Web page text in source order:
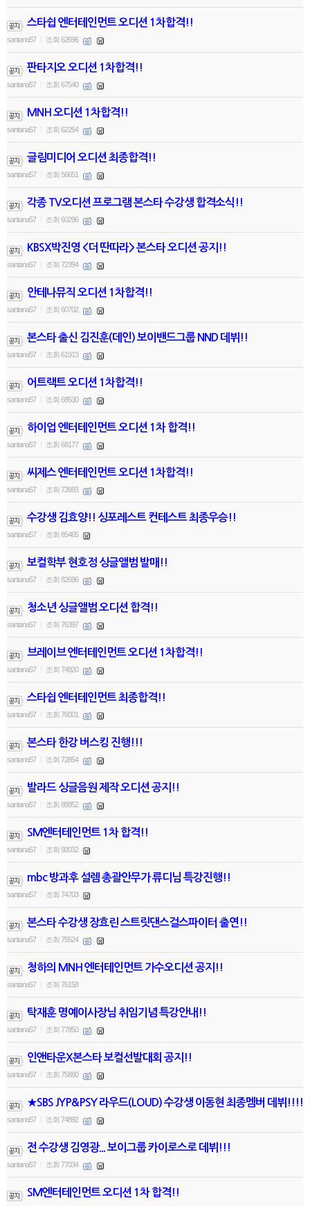
스타쉽 엔터테인먼트 오디션 1차합격!!
santana57 조회 62696
판타지오 오디션 1차합격!!
santana57 조회 67540
MNH 오디션 1차합격!!
santana57 조회 62254
글림미디어 오디션 최종합격!!
santana57 조회 56651
각종 TV오디션 프로그램 본스타 수강생 합격소식!!
santana57 조회 60296
KBSX박진영 <더 딴따라> 본스타 오디션 공지!!
santana57 조회 72394
안테나뮤직 오디션 1차합격!!
santana57 조회 60702
본스타 출신 김진훈(데인) 보이밴드그룹 NND 데뷔!!
santana57 조회 61913
어트랙트 오디션 1차합격!!
santana57 조회 68530
하이업 엔터테인먼트 오디션 1차 합격!!
santana57 조회 68177
씨제스 엔터테인먼트 오디션 1차합격!!
santana57 조회 72693
수강생 김효양!! 싱포레스트 컨테스트 최종우승!!
santana57 조회 85465
보컬학부 현호정 싱글앨범 발매!!
santana57 조회 82696
청소년 싱글앨범 오디션 합격!!
santana57 조회 76397
브레이브 엔터테인먼트 오디션 1차합격!!
santana57 조회 74920
스타쉽 엔터테인먼트 최종합격!!
santana57 조회 76001
본스타 한강 버스킹 진행!!!
santana57 조회 72854
발라드 싱글음원 제작 오디션 공지!!
santana57 조회 88852
SM엔터테인먼트 1차 합격!!
santana57 조회 92032
mbc 방과후 설렘 총괄안무가 류디님 특강진행!!
santana57 조회 74703
본스타 수강생 장효린 스트릿댄스걸스파이터 출연!!
santana57 조회 75524
청하의 MNH 엔터테인먼트 가수오디션 공지!!
santana57 조회 76158
탁재훈 명예이사장님 취임기념 특강안내!!
santana57 조회 77850
인앤타운X본스타 보컬선발대회 공지!!
santana57 조회 75880
★SBS JYP&PSY 라우드(LOUD) 수강생 이동현 최종멤버 데뷔!!!!
santana57 조회 74892
전 수강생 김영광... 보이그룹 카이로스로 데뷔!!!
santana57 조회 77034
SM엔터테인먼트 오디션 1차 합격!!